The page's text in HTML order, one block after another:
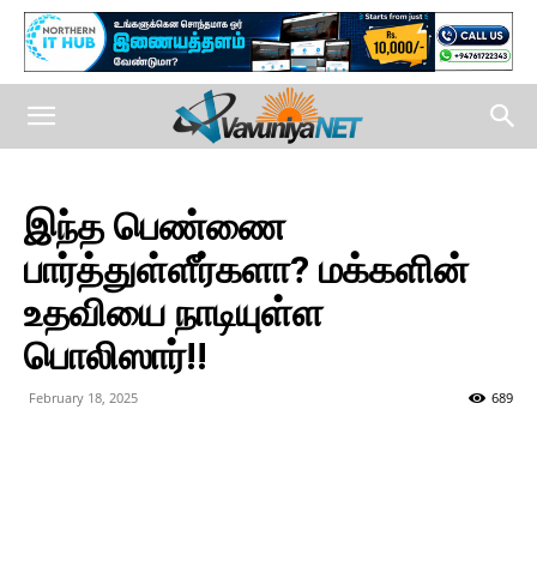
இந்த பெண்ணை
பார்த்துள்ளீர்களா? மக்களின்
உதவியை நாடியுள்ள
பொலிஸார்!!
February 18, 2025 689